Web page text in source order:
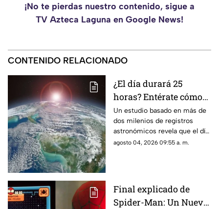
¡No te pierdas nuestro contenido, sigue a
TV Azteca Laguna en Google News!
CONTENIDO RELACIONADO
¿El día durará 25
horas? Entérate cómo
sucederá y a partir de
cuándo
Un estudio basado en más de
dos milenios de registros
astronómicos revela que el día
pasará a durar 25 horas. Aquí
agosto 04, 2026 09:55 a. m.
Final explicado de
Spider-Man: Un Nuevo